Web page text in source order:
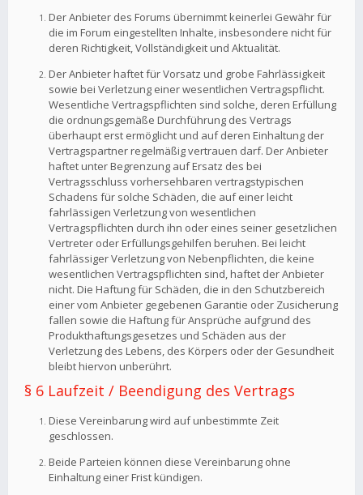
Der Anbieter des Forums übernimmt keinerlei Gewähr für
die im Forum eingestellten Inhalte, insbesondere nicht für
deren Richtigkeit, Vollständigkeit und Aktualität.
Der Anbieter haftet für Vorsatz und grobe Fahrlässigkeit
sowie bei Verletzung einer wesentlichen Vertragspflicht.
Wesentliche Vertragspflichten sind solche, deren Erfüllung
die ordnungsgemäße Durchführung des Vertrags
überhaupt erst ermöglicht und auf deren Einhaltung der
Vertragspartner regelmäßig vertrauen darf. Der Anbieter
haftet unter Begrenzung auf Ersatz des bei
Vertragsschluss vorhersehbaren vertragstypischen
Schadens für solche Schäden, die auf einer leicht
fahrlässigen Verletzung von wesentlichen
Vertragspflichten durch ihn oder eines seiner gesetzlichen
Vertreter oder Erfüllungsgehilfen beruhen. Bei leicht
fahrlässiger Verletzung von Nebenpflichten, die keine
wesentlichen Vertragspflichten sind, haftet der Anbieter
nicht. Die Haftung für Schäden, die in den Schutzbereich
einer vom Anbieter gegebenen Garantie oder Zusicherung
fallen sowie die Haftung für Ansprüche aufgrund des
Produkthaftungsgesetzes und Schäden aus der
Verletzung des Lebens, des Körpers oder der Gesundheit
bleibt hiervon unberührt.
§ 6 Laufzeit / Beendigung des Vertrags
Diese Vereinbarung wird auf unbestimmte Zeit
geschlossen.
Beide Parteien können diese Vereinbarung ohne
Einhaltung einer Frist kündigen.